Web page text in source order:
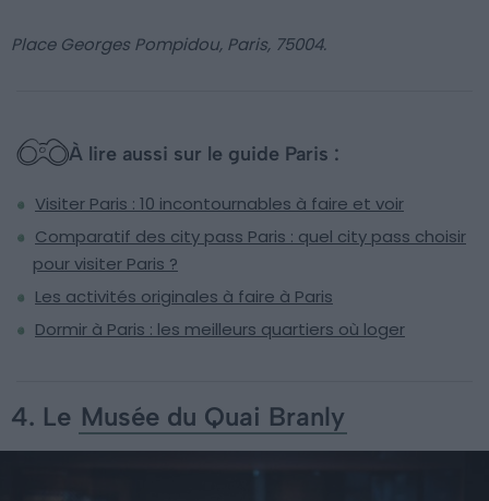
Place Georges Pompidou, Paris, 75004.
À lire aussi sur le guide Paris :
Visiter Paris : 10 incontournables à faire et voir
Comparatif des city pass Paris : quel city pass choisir
pour visiter Paris ?
Les activités originales à faire à Paris
Dormir à Paris : les meilleurs quartiers où loger
4. Le Musée du Quai Branly